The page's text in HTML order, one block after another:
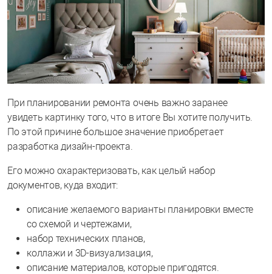
При планировании ремонта очень важно заранее
увидеть картинку того, что в итоге Вы хотите получить.
По этой причине большое значение приобретает
разработка дизайн-проекта.
Его можно охарактеризовать, как целый набор
документов, куда входит:
описание желаемого варианты планировки вместе
со схемой и чертежами,
набор технических планов,
коллажи и 3D-визуализация,
описание материалов, которые пригодятся.